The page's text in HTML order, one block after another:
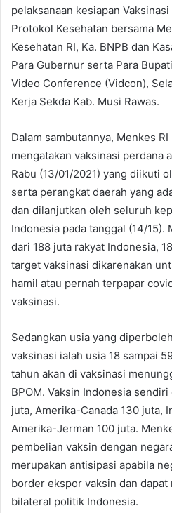
pelaksanaan kesiapan
Protokol Kesehatan bersama
Kesehatan RI, Ka. BNPB dan
Para Gubernur serta Para
Video Conference (Vidcon),
Kerja Sekda Kab. Musi Rawas.
Dalam sambutannya, Menkes
mengatakan vaksinasi perdana
Rabu (13/01/2021) yang diikuti
serta perangkat daerah yang
dan dilanjutkan oleh seluruh
Indonesia pada tanggal (14/15).
dari 188 juta rakyat Indonesia,
target vaksinasi dikarenakan
hamil atau pernah terpapar
vaksinasi.
Sedangkan usia yang
vaksinasi ialah usia 18 sampai
tahun akan di vaksinasi
BPOM. Vaksin Indonesia
juta, Amerika-Canada 130 juta,
Amerika-Jerman 100 juta.
pembelian vaksin dengan
merupakan antisipasi apabila
border ekspor vaksin dan
bilateral politik Indonesia.